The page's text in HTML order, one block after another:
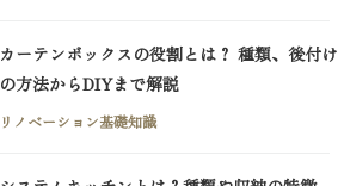
カーテンボックスの役割とは？ 種類、後付け
の方法からDIYまで解説
リノベーション基礎知識